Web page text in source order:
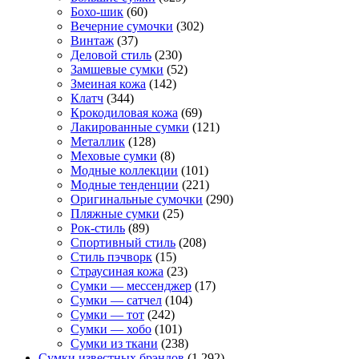
Бохо-шик (60)
Вечерние сумочки (302)
Винтаж (37)
Деловой стиль (230)
Замшевые сумки (52)
Змеиная кожа (142)
Клатч (344)
Крокодиловая кожа (69)
Лакированные сумки (121)
Металлик (128)
Меховые сумки (8)
Модные коллекции (101)
Модные тенденции (221)
Оригинальные сумочки (290)
Пляжные сумки (25)
Рок-стиль (89)
Спортивный стиль (208)
Стиль пэчворк (15)
Страусиная кожа (23)
Сумки — мессенджер (17)
Сумки — сатчел (104)
Сумки — тот (242)
Сумки — хобо (101)
Сумки из ткани (238)